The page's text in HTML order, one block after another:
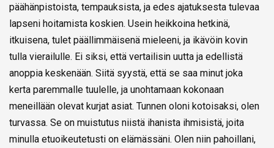
päähänpistoista, tempauksista, ja edes ajatuksesta tulevaa
lapseni hoitamista koskien. Usein heikkoina hetkinä,
itkuisena, tulet päällimmäisenä mieleeni, ja ikävöin kovin
tulla vierailulle. Ei siksi, että vertailisin uutta ja edellistä
anoppia keskenään. Siitä syystä, että se saa minut joka
kerta paremmalle tuulelle, ja unohtamaan kokonaan
meneillään olevat kurjat asiat. Tunnen oloni kotoisaksi, olen
turvassa. Se on muistutus niistä ihanista ihmisistä, joita
minulla etuoikeutetusti on elämässäni. Olen niin pahoillani,